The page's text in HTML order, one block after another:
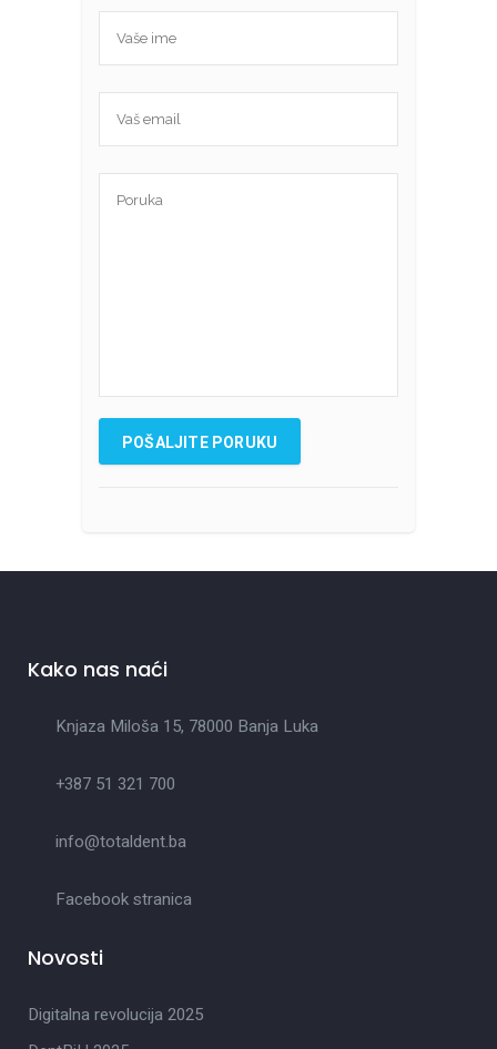
Kako nas naći
Knjaza Miloša 15, 78000 Banja Luka
+387 51 321 700
info@totaldent.ba
Facebook stranica
Novosti
Digitalna revolucija 2025